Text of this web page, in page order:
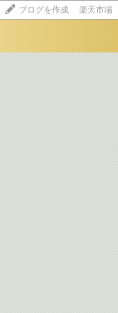
ブログを作成 楽天市場